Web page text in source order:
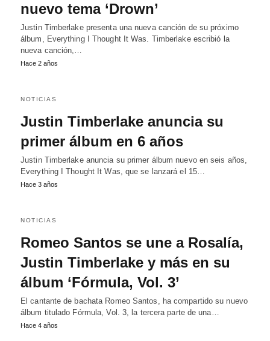
nuevo tema ‘Drown’
Justin Timberlake presenta una nueva canción de su próximo
álbum, Everything I Thought It Was. Timberlake escribió la
nueva canción,…
Hace 2 años
NOTICIAS
Justin Timberlake anuncia su
primer álbum en 6 años
Justin Timberlake anuncia su primer álbum nuevo en seis años,
Everything I Thought It Was, que se lanzará el 15…
Hace 3 años
NOTICIAS
Romeo Santos se une a Rosalía,
Justin Timberlake y más en su
álbum ‘Fórmula, Vol. 3’
El cantante de bachata Romeo Santos, ha compartido su nuevo
álbum titulado Fórmula, Vol. 3, la tercera parte de una…
Hace 4 años